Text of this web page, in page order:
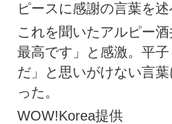
ピースに感謝の言葉を述
これを聞いたアルピー
最高です」と感激。平
だ」と思いがけない言
った。
WOW!Korea提供